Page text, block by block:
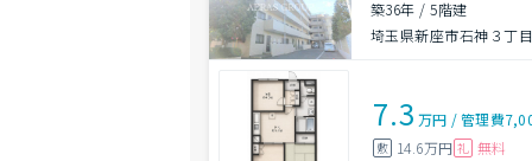
築36年 /5階建
埼玉県新座市石神３丁
7.3 万円 /管理費
敷 14.6万円 礼 無料